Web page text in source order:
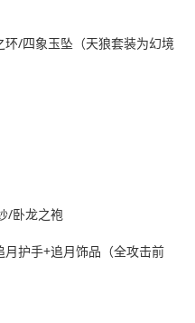
四象玉坠（天狼套装为幻境
/卧龙之袍
护手+追月饰品（全攻击前